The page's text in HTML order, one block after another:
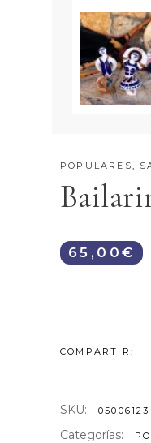
POPULARES,
65,00 €
COMPARTIR:
SKU: 05006123
Categorías: